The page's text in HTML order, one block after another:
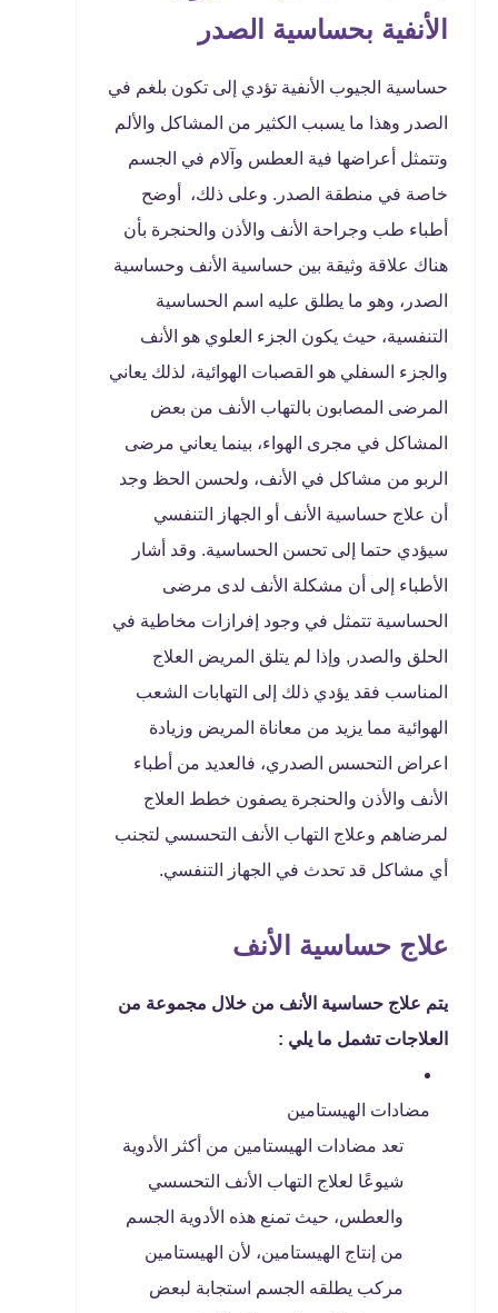
الأنفية بحساسية الصدر
حساسية الجيوب الأنفية تؤدي إلى تكون بلغم في
الصدر وهذا ما يسبب الكثير من المشاكل والألم
وتتمثل أعراضها فية العطس وآلام في الجسم
خاصة في منطقة الصدر. وعلى ذلك، أوضح
أطباء طب وجراحة الأنف والأذن والحنجرة بأن
هناك علاقة وثيقة بين حساسية الأنف وحساسية
الصدر، وهو ما يطلق عليه اسم الحساسية
التنفسية، حيث يكون الجزء العلوي هو الأنف
والجزء السفلي هو القصبات الهوائية، لذلك يعاني
المرضى المصابون بالتهاب الأنف من بعض
المشاكل في مجرى الهواء، بينما يعاني مرضى
الربو من مشاكل في الأنف، ولحسن الحظ وجد
أن علاج حساسية الأنف أو الجهاز التنفسي
سيؤدي حتما إلى تحسن الحساسية. وقد أشار
الأطباء إلى أن مشكلة الأنف لدى مرضى
الحساسية تتمثل في وجود إفرازات مخاطية في
الحلق والصدر, وإذا لم يتلق المريض العلاج
المناسب فقد يؤدي ذلك إلى التهابات الشعب
الهوائية مما يزيد من معاناة المريض وزيادة
اعراض التحسس الصدري، فالعديد من أطباء
الأنف والأذن والحنجرة يصفون خطط العلاج
لمرضاهم وعلاج التهاب الأنف التحسسي لتجنب
أي مشاكل قد تحدث في الجهاز التنفسي.
علاج حساسية الأنف
يتم علاج حساسية الأنف من خلال مجموعة من
العلاجات تشمل ما يلي :
مضادات الهيستامين
تعد مضادات الهيستامين من أكثر الأدوية
شيوعًا لعلاج التهاب الأنف التحسسي
والعطس، حيث تمنع هذه الأدوية الجسم
من إنتاج الهيستامين، لأن الهيستامين
مركب يطلقه الجسم استجابة لبعض